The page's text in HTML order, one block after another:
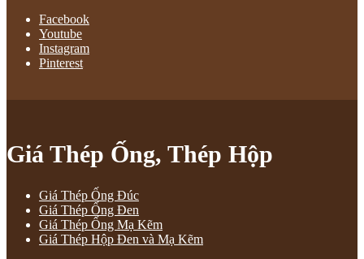
Facebook
Youtube
Instagram
Pinterest
Giá Thép Ống, Thép Hộp
Giá Thép Ống Đúc
Giá Thép Ống Đen
Giá Thép Ống Mạ Kẽm
Giá Thép Hộp Đen và Mạ Kẽm